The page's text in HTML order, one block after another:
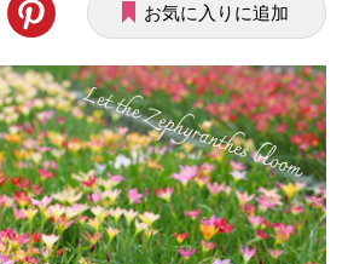
お気に入りに追加